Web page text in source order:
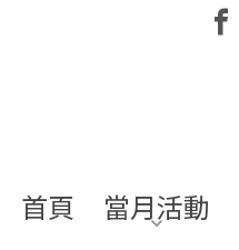
首頁 當月活動